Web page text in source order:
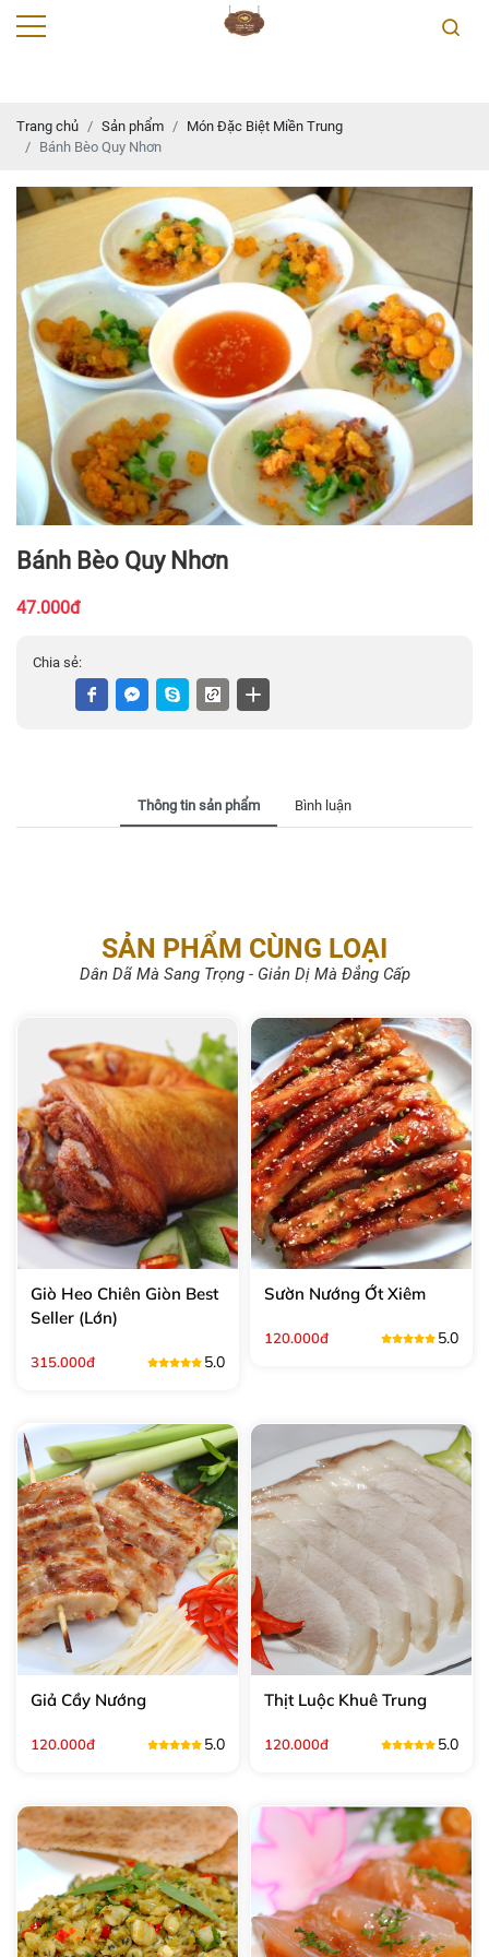
Trang chủ Sản phẩm
Món Đặc Biệt Miền Trung
Bánh Bèo Quy Nhơn
Bánh Bèo Quy Nhơn
47.000đ
Chia sẻ:
Thông tin sản phẩm Bình luận
SẢN PHẨM CÙNG LOẠI
Dân Dã Mà Sang Trọng - Giản Dị Mà Đẳng Cấp
Giò Heo Chiên Giòn Best
Seller (Lớn)
315.000đ 5.0
Sườn Nướng Ớt Xiêm
120.000đ 5.0
Giả Cầy Nướng
120.000đ 5.0
Thịt Luộc Khuê Trung
120.000đ 5.0